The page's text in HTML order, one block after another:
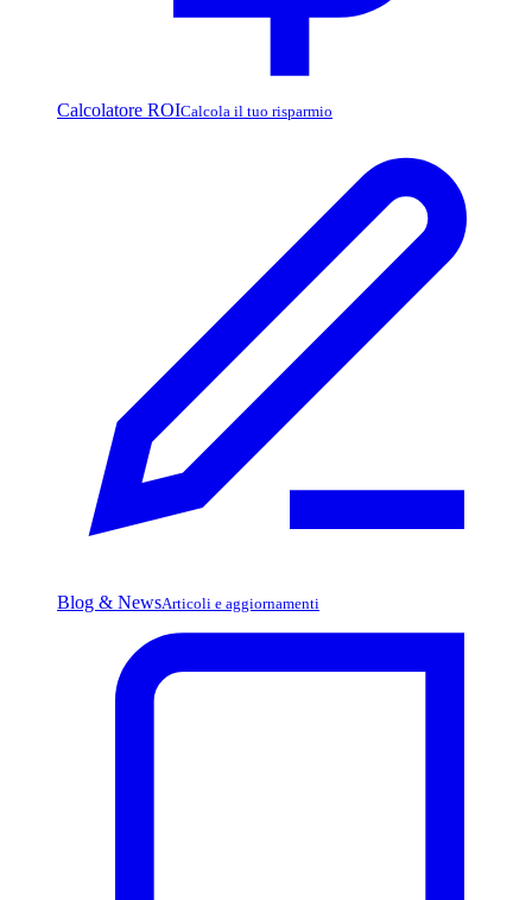
Calcolatore ROICalcola il tuo risparmio
Blog & NewsArticoli e aggiornamenti